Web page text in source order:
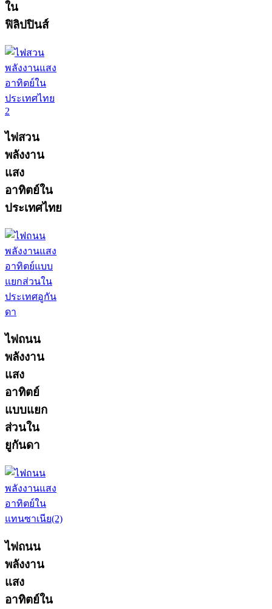
ใน
ฟิลิปปินส์
ไฟสวน
พลังงาน
แสง
อาทิตย์ใน
ประเทศไทย
ไฟถนน
พลังงาน
แสง
อาทิตย์
แบบแยก
ส่วนใน
ยูกันดา
ไฟถนน
พลังงาน
แสง
อาทิตย์ใน